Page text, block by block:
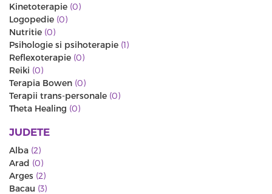
Kinetoterapie (0)
Logopedie (0)
Nutritie (0)
Psihologie si psihoterapie (1)
Reflexoterapie (0)
Reiki (0)
Terapia Bowen (0)
Terapii trans-personale (0)
Theta Healing (0)
JUDETE
Alba (2)
Arad (0)
Arges (2)
Bacau (3)